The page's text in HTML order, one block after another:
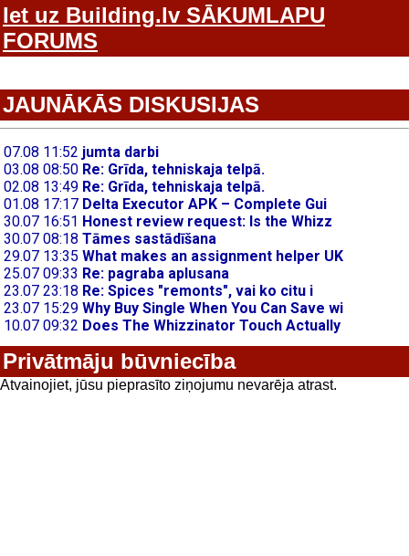
Iet uz Building.lv SĀKUMLAPU
FORUMS
JAUNĀKĀS DISKUSIJAS
Privātmāju būvniecība
Atvainojiet, jūsu pieprasīto ziņojumu nevarēja atrast.